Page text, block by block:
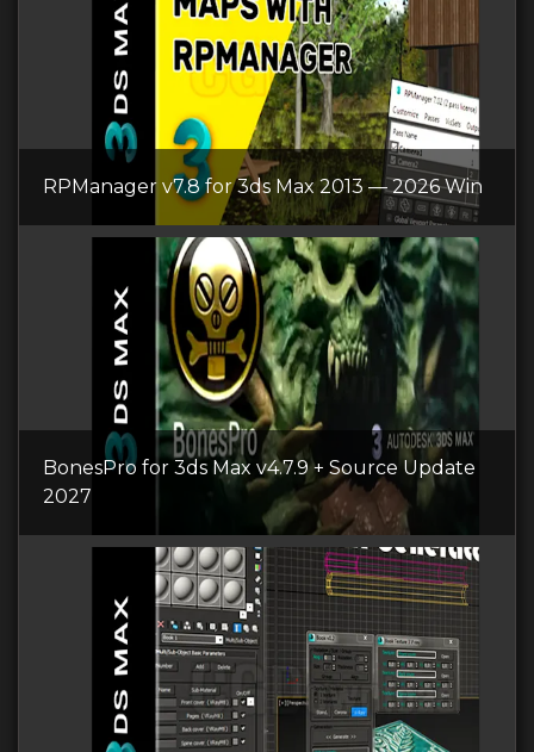
RPManager v7.8 for 3ds Max 2013 — 2026 Win
BonesPro for 3ds Max v4.7.9 + Source Update
2027